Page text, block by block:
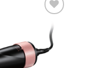
به
علاقه
مندی